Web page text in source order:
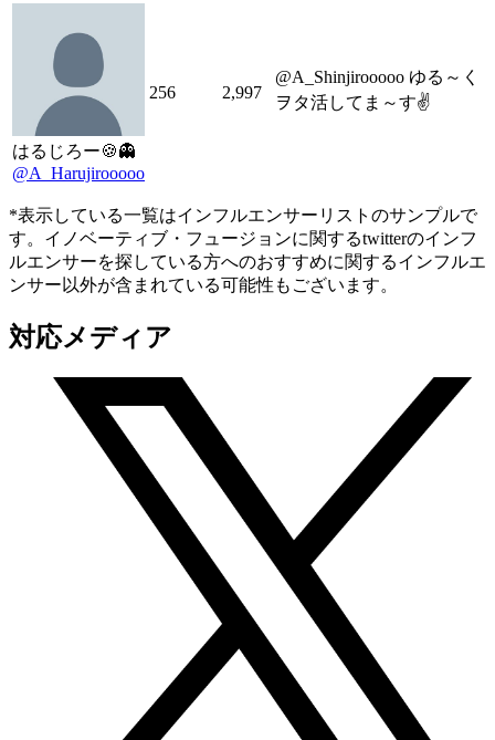
はるじろー🍪👻
@A_Harujirooooo
256 2,997
@A_Shinjirooooo ゆる～く
ヲタ活してま～す✌️
*表示している一覧はインフルエンサーリストのサンプルで
す。イノベーティブ・フュージョンに関するtwitterのインフ
ルエンサーを探している方へのおすすめに関するインフルエ
ンサー以外が含まれている可能性もございます。
対応メディア